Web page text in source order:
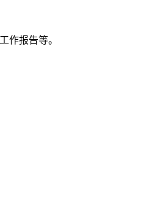
作报告等。